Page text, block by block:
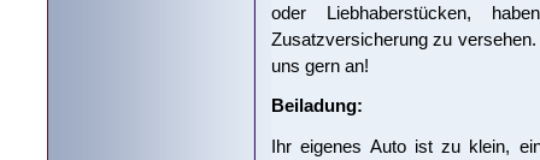
oder Liebhaberstücken,
Zusatzversicherung zu
uns gern an!
Beiladung:
Ihr eigenes Auto ist zu klein,